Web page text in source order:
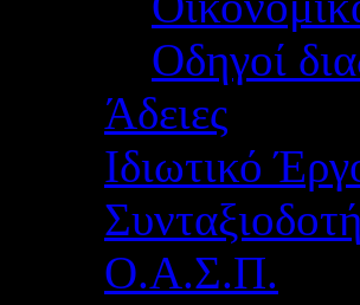
Οδηγοί
Άδειες
Ιδιωτικό
Ο.Α.Σ.Π.